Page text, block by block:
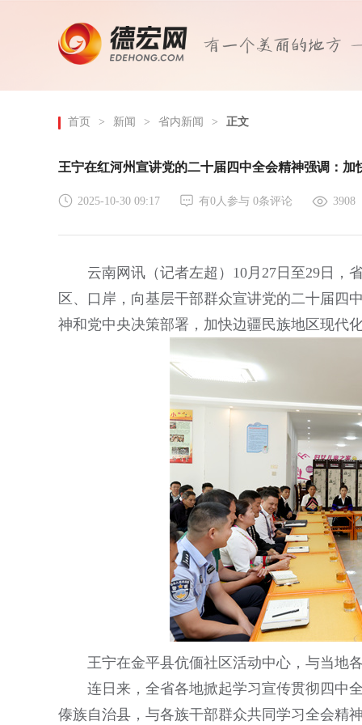
首页 > 新闻 > 省内新闻 > 正文
王宁在红河州宣讲党的二十届四中全会精神强调：
2025-10-30 09:17 有0人参与 0条评论 3908
云南网讯（记者左超）10月27日至29日，
区、口岸，向基层干部群众宣讲党的二十届四
神和党中央决策部署，加快边疆民族地区现代
王宁在金平县伉偭社区活动中心，与当地
连日来，全省各地掀起学习宣传贯彻四中
傣族自治县，与各族干部群众共同学习全会精